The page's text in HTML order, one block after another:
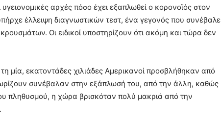
υγειονομικές αρχές πόσο έχει εξαπλωθεί ο κορονοϊός στον
έλλειψη διαγνωστικών τεστ, ένα γεγονός που συνέβαλε
Οι ειδικοί υποστηρίζουν ότι ακόμη και τώρα δεν
μία, εκατοντάδες χιλιάδες Αμερικανοί προσβλήθηκαν από
συνέβαλαν στην εξάπλωσή του, από την άλλη, καθώς
πληθυσμού, η χώρα βρισκόταν πολύ μακριά από την